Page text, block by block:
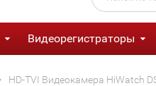
Видеорегистраторы
HD-TVI Видеокамера HiWatch